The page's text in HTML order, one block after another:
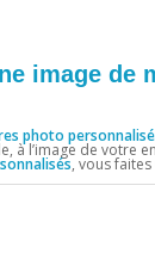
image de
photo
à l’image de votre
, vous